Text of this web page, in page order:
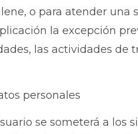
o para atender
la excepción
las actividades
personales
se someterá a